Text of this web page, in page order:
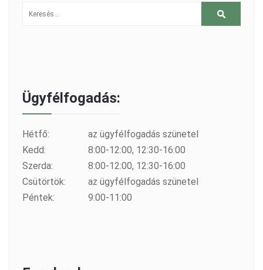
Ügyfélfogadás:
Hétfő:
az ügyfélfogadás szünetel
Kedd:
8:00-12:00, 12:30-16:00
Szerda:
8:00-12:00, 12:30-16:00
Csütörtök:
az ügyfélfogadás szünetel
Péntek:
9:00-11:00